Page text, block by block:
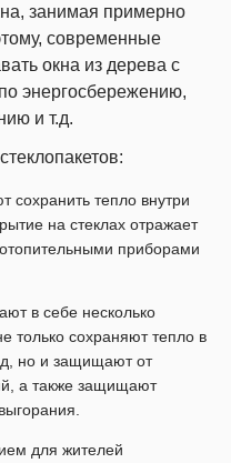
занимая примерно
современные
окна из дерева с
энергосбережению,
и т.д.
сохранить тепло внутри
на стеклах отражает
приборами
в себе несколько
только сохраняют тепло в
но и защищают от
а также защищают
для жителей